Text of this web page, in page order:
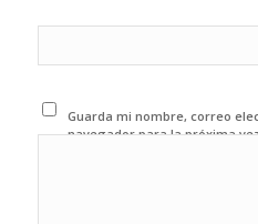
Guarda mi nombre, correo
navegador para la próxima